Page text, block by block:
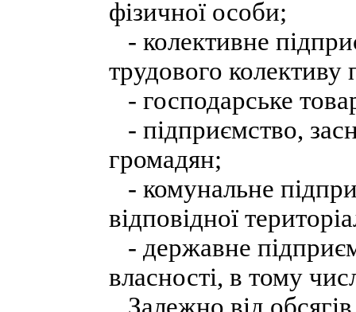
фізичної особи;
- колективне
трудового колективу
- господарське
- підприємство,
громадян;
- комунальне
відповідної
- державне
власності, в тому